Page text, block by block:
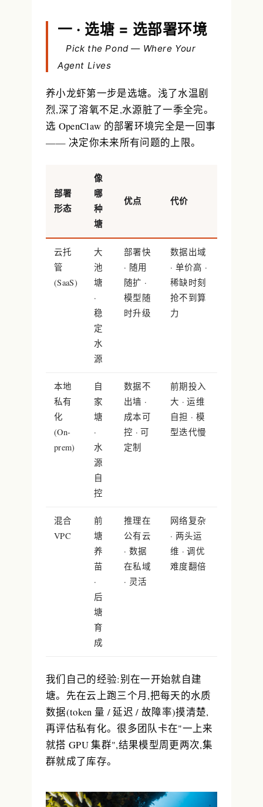
一 · 选塘 = 选部署环境
Pick the Pond — Where Your
Agent Lives
养小龙虾第一步是选塘。浅了水温剧
烈,深了溶氧不足,水源脏了一季全完。
选 OpenClaw 的部署环境完全是一回事
—— 决定你未来所有问题的上限。
部署
形态
像
哪
种
塘
优点 代价
云托
管
(SaaS)
大
池
塘
·
稳
定
水
源
部署快
· 随用
随扩 ·
模型随
时升级
数据出域
· 单价高 ·
稀缺时刻
抢不到算
力
本地
私有
化
(On-
prem)
自
家
塘
·
水
源
自
控
数据不
出墙 ·
成本可
控 · 可
定制
前期投入
大 · 运维
自担 · 模
型迭代慢
混合
VPC
前
塘
养
苗
·
后
塘
育
成
推理在
公有云
· 数据
在私域
· 灵活
网络复杂
· 两头运
维 · 调优
难度翻倍
我们自己的经验:别在一开始就自建
塘。先在云上跑三个月,把每天的水质
数据(token 量 / 延迟 / 故障率)摸清楚,
再评估私有化。很多团队卡在"一上来
就搭 GPU 集群",结果模型周更两次,集
群就成了库存。